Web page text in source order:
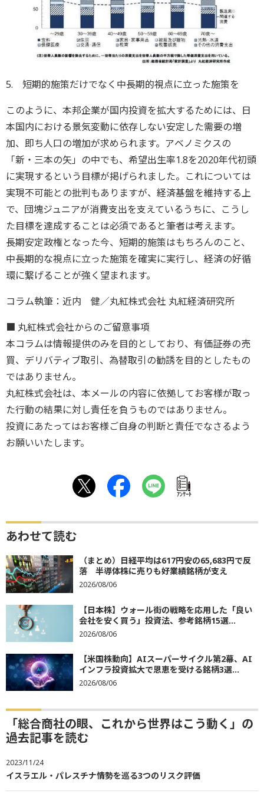
5. 短期的施策だけでなく中長期的視点に立った施策を
このように、本邦企業が国内投資を拡大するためには、日
本国内における景気変動に依存しない安定した需要の増
加、即ち人口の増加が求められます。アベノミクスの
「新・三本の矢」の中でも、希望出生率1.8を2020年代初頭
に実現するという目標が掲げられました。これについては
実現不可能との批判もありますが、経済基盤を維持する上
で、団塊ジュニアが消費支出を支えているうちに、こうし
た目標を達成することは必須であると筆者は考えます。
長期安定政権となった今、短期的施策はもちろんのこと、
中長期的な視点に立った施策を確実に実行し、経済の好循
環に繋げることが強く望まれます。
コラム執筆：近内 健／丸紅株式会社 丸紅経済研究所
■ 丸紅株式会社からのご留意事項
本コラムは情報提供のみを目的としており、有価証券の売
買、デリバティブ取引、為替取引の勧誘を目的としたもの
ではありません。
丸紅株式会社は、本メールの内容に依拠してお客様が取っ
た行動の結果に対し責任を負うものではありません。
投資にあたってはお客様ご自身の判断と責任でなさるよう
お願いいたします。
ｱﾝｹｰﾄ
あわせて読む
（まとめ）日経平均は617円安の65,683円で反
落 半導体株に売りも好業績銘柄が支え
2026/08/06
【日本株】ウォール街の戦略を応用した「良い
会社を安く買う」投資法、参考銘柄15選...
2026/08/06
【米国株動向】AIスーパーサイクル第2幕、AI
インフラ投資拡大で恩恵を受ける銘柄3選...
2026/08/06
「総合商社の眼、これから世界はこう動く」の
過去記事を読む
2023/11/24
イスラエル・パレスチナ情勢を巡る3つのリスク評価